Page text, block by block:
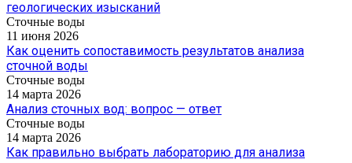
геологических изысканий
Сточные воды
11 июня 2026
Как оценить сопоставимость результатов анализа
сточной воды
Сточные воды
14 марта 2026
Анализ сточных вод: вопрос — ответ
Сточные воды
14 марта 2026
Как правильно выбрать лабораторию для анализа